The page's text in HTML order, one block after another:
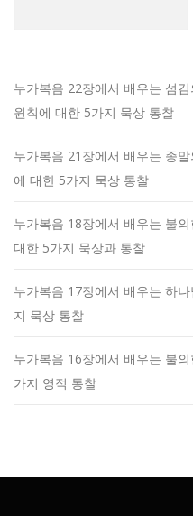
누가복음 22장에서 배우는 섬
원칙에 대한 5가지 묵상 통찰
누가복음 21장에서 배우는 종
에 대한 5가지 묵상 통찰
누가복음 18장에서 배우는 불
대한 5가지 묵상과 통찰
누가복음 17장에서 배우는 하
지 묵상 통찰
누가복음 16장에서 배우는 불
가지 영적 통찰